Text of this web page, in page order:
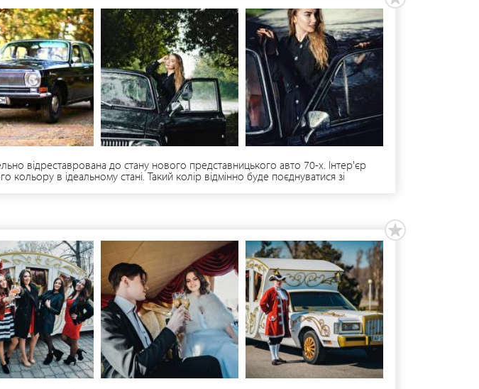
відреставрована до стану нового представницького авто 70-х. Інтер'єр
в ідеальному стані. Такий колір відмінно буде поєднуватися зі